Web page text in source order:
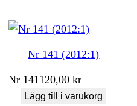
Nr 141 (2012:1)
Nr 141 120,00kr
Lägg till i varukorg